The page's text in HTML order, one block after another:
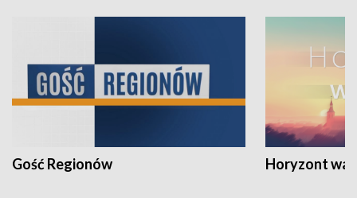
Gość Regionów Horyzont